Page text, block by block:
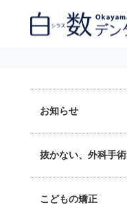
お知らせ
抜かない、外科手
こどもの矯正